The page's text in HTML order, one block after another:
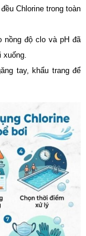
Chlorine trong toàn
nồng độ clo và pH đã
tay, khẩu trang để